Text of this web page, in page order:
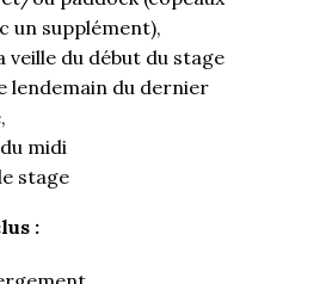
un supplément),
veille du début du stage
lendemain du dernier
midi
stage
: